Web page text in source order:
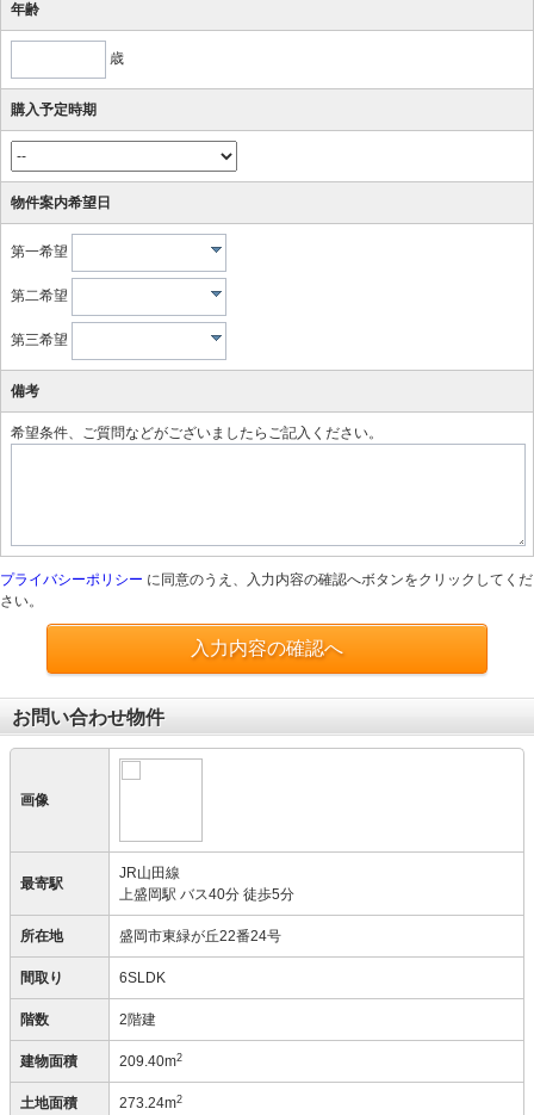
年齢
歳
購入予定時期
物件案内希望日
第一希望
第二希望
第三希望
備考
希望条件、ご質問などがございましたらご記入ください。
プライバシーポリシー に同意のうえ、入力内容の確認へボタンをクリックしてくだ
さい。
入力内容の確認へ
お問い合わせ物件
画像
最寄駅
JR山田線
上盛岡駅 バス40分 徒歩5分
所在地 盛岡市東緑が丘22番24号
間取り 6SLDK
階数 2階建
建物面積 209.40m2
土地面積 273.24m2